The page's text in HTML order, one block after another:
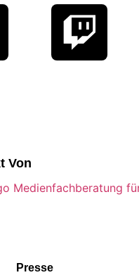
Von
Presse